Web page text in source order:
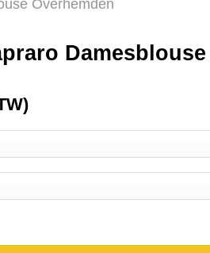
Damesblouse
27004 aantal